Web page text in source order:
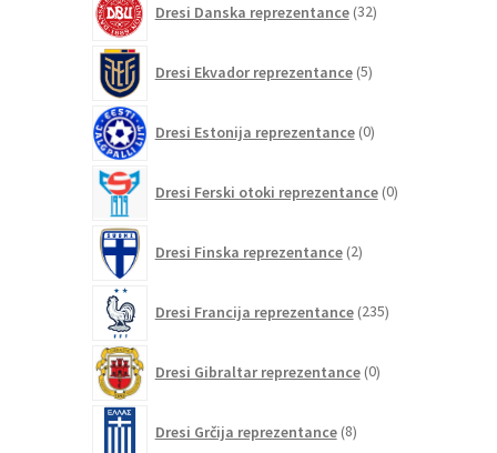
Dresi Danska reprezentance 32izdelkov
Dresi Ekvador reprezentance 5izdelkov
Dresi Estonija reprezentance 0izdelkov
Dresi Ferski otoki reprezentance 0izdelkov
Dresi Finska reprezentance 2izdelka
Dresi Francija reprezentance 235izdelkov
Dresi Gibraltar reprezentance 0izdelkov
Dresi Grčija reprezentance 8izdelkov